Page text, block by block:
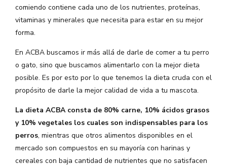
comiendo contiene cada uno de los nutrientes, proteínas,
vitaminas y minerales que necesita para estar en su mejor
forma.
En ACBA buscamos ir más allá de darle de comer a tu perro
o gato, sino que buscamos alimentarlo con la mejor dieta
posible. Es por esto por lo que tenemos la dieta cruda con el
propósito de darle la mejor calidad de vida a tu mascota.
La dieta ACBA consta de 80% carne, 10% ácidos grasos
y 10% vegetales los cuales son indispensables para los
perros, mientras que otros alimentos disponibles en el
mercado son compuestos en su mayoría con harinas y
cereales con baja cantidad de nutrientes que no satisfacen